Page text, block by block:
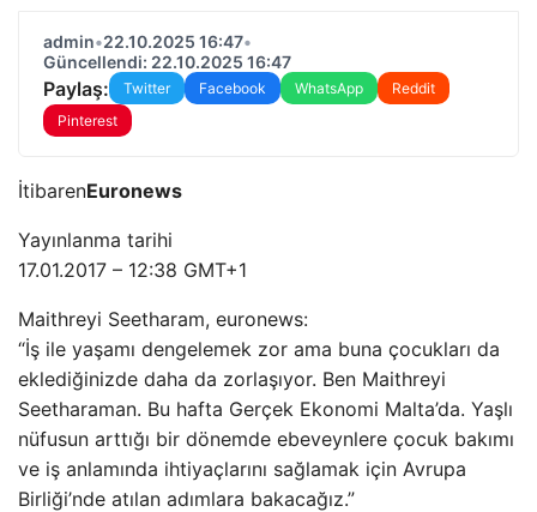
admin•22.10.2025 16:47•
Güncellendi: 22.10.2025 16:47
Paylaş: Twitter Facebook WhatsApp
Reddit
Pinterest
İtibarenEuronews
Yayınlanma tarihi
17.01.2017 – 12:38 GMT+1
Maithreyi Seetharam, euronews:
“İş ile yaşamı dengelemek zor ama buna çocukları da
eklediğinizde daha da zorlaşıyor. Ben Maithreyi
Seetharaman. Bu hafta Gerçek Ekonomi Malta’da. Yaşlı
nüfusun arttığı bir dönemde ebeveynlere çocuk bakımı
ve iş anlamında ihtiyaçlarını sağlamak için Avrupa
Birliği’nde atılan adımlara bakacağız.”